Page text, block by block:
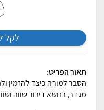
לקל
תאור הפריט:
הסבר למורה כיצד להזמין
מגדר, בנושא דיבור שווה